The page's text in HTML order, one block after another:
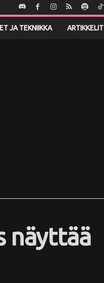
JA TEKNIIKKA ARTIKKELIT
näyttää